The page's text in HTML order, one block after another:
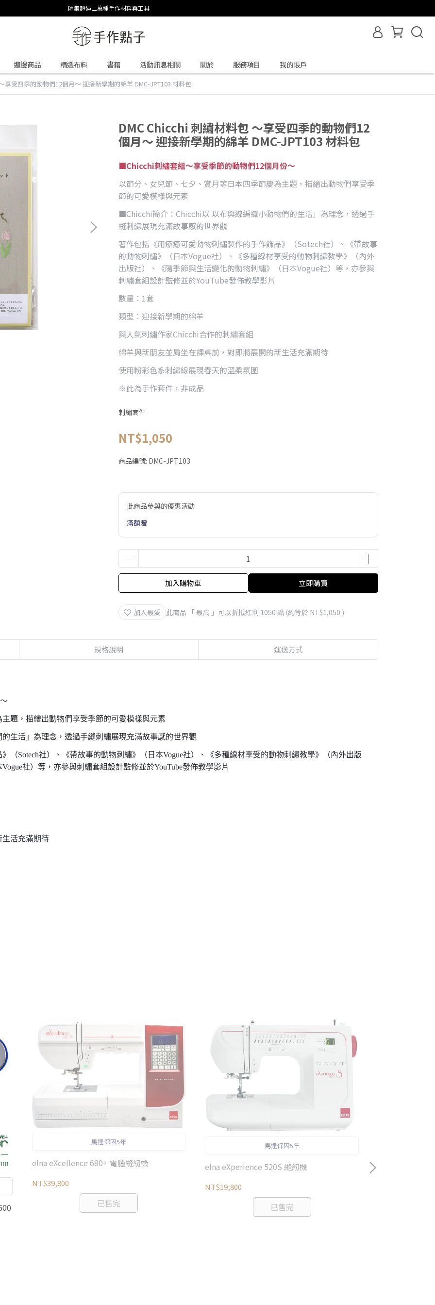
匯集超過二萬種手作材料與工具
週邊商品 精選布料 書籍 活動訊息相關 關於 服務項目 我的帳戶
享受四季的動物們12個月～ 迎接新學期的綿羊 DMC-JPT103 材料包
DMC Chicchi 刺繡材料包 ～享受四季的動物們12
個月～ 迎接新學期的綿羊 DMC-JPT103 材料包
■Chicchi刺繡套組～享受季節的動物們12個月份～
以節分、女兒節、七夕、賞月等日本四季節慶為主題，描繪出動物們享受季
節的可愛模樣與元素
■Chicchi簡介：Chicchi以 以布與線編織小動物們的生活」為理念，透過手
縫刺繡展現充滿故事感的世界觀
著作包括《用療癒可愛動物刺繡製作的手作飾品》（Sotech社）、《帶故事
的動物刺繡》（日本Vogue社）、《多種線材享受的動物刺繡教學》（內外
出版社）、《隨季節與生活變化的動物刺繡》（日本Vogue社）等，亦參與
刺繡套組設計監修並於YouTube發佈教學影片
數量：1套
類型：迎接新學期的綿羊
與人氣刺繡作家Chicchi合作的刺繡套組
綿羊與新朋友並肩坐在課桌前，對即將展開的新生活充滿期待
使用粉彩色系刺繡線展現春天的溫柔氛圍
※此為手作套件，非成品
刺繡套件
NT$1,050
商品編號: DMC-JPT103
此商品參與的優惠活動
滿額贈
加入購物車 立即購買
加入最愛 此商品 「 最高 」可以折抵紅利 1050 點 (約等於 NT$1,050 )
規格說明 運送方式
題，描繪出動物們享受季節的可愛模樣與元素
生活」為理念，透過手縫刺繡展現充滿故事感的世界觀
（Sotech社）、《帶故事的動物刺繡》（日本Vogue社）、《多種線材享受的動物刺繡教學》（內外出版
社）等，亦參與刺繡套組設計監修並於YouTube發佈教學影片
生活充滿期待
馬達保固5年
elna eXcellence 680+ 電腦縫紉機
NT$39,800
已售完
馬達保固5年
elna eXperience 520S 縫紉機
NT$19,800
已售完